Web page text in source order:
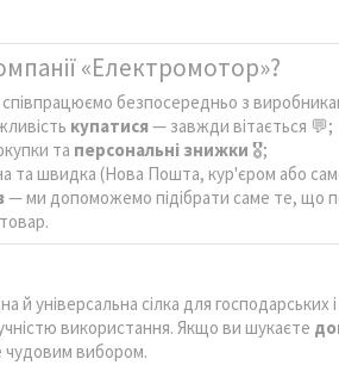
«Електромотор»?
безпосередньо з
купатися— завжди вітається 💬;
та персональні знижки 🎖️;
та швидка (Нова Пошта, кур'єром або
— ми допоможемо підібрати саме те, що
й універсальна сілка для
використання. Якщо ви шукаєте
чудовим вибором.